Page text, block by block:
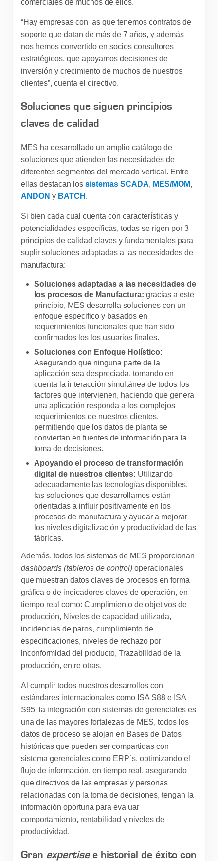
comerciales de muchos de ellos.
“Hay empresas con las que tenemos contratos de
soporte que datan de más de 7 años, y además
nos hemos convertido en socios consultores
estratégicos, que apoyamos decisiones de
inversión y crecimiento de muchos de nuestros
clientes”, cuenta el directivo.
Soluciones que siguen principios
claves de calidad
MES ha desarrollado un amplio catálogo de
soluciones que atienden las necesidades de
diferentes segmentos del mercado vertical. Entre
ellas destacan los sistemas SCADA, MES/MOM,
ANDON y BATCH .
Si bien cada cual cuenta con características y
potencialidades específicas, todas se rigen por 3
principios de calidad claves y fundamentales para
suplir soluciones adaptadas a las necesidades de
manufactura:
Soluciones adaptadas a las necesidades de
los procesos de Manufactura: gracias a este
principio, MES desarrolla soluciones con un
enfoque especifico y basados en
requerimientos funcionales que han sido
confirmados los los usuarios finales.
Soluciones con Enfoque Holístico:
Asegurando que ninguna parte de la
aplicación sea despreciada, tomando en
cuenta la interacción simultánea de todos los
factores que intervienen, haciendo que genera
una aplicación responda a los complejos
requerimientos de nuestros clientes,
permitiendo que los datos de planta se
conviertan en fuentes de información para la
toma de decisiones.
Apoyando el proceso de transformación
digital de nuestros clientes: Utilizando
adecuadamente las tecnologías disponibles,
las soluciones que desarrollamos están
orientadas a influir positivamente en los
procesos de manufactura y ayudar a mejorar
los niveles digitalización y productividad de las
fábricas.
Además, todos los sistemas de MES proporcionan
dashboards (tableros de control) operacionales
que muestran datos claves de procesos en forma
gráfica o de indicadores claves de operación, en
tiempo real como: Cumplimiento de objetivos de
producción, Niveles de capacidad utilizada,
incidencias de paros, cumplimiento de
especificaciones, niveles de rechazo por
inconformidad del producto, Trazabilidad de la
producción, entre otras.
Al cumplir todos nuestros desarrollos con
estándares internacionales como ISA S88 e ISA
S95, la integración con sistemas de gerenciales es
una de las mayores fortalezas de MES, todos los
datos de proceso se alojan en Bases de Datos
históricas que pueden ser compartidas con
sistema gerenciales como ERP´s, optimizando el
flujo de información, en tiempo real, asegurando
que directivos de las empresas y personas
relacionadas con la toma de decisiones, tengan la
información oportuna para evaluar
comportamiento, rentabilidad y niveles de
productividad.
Gran expertisee historial de éxito con